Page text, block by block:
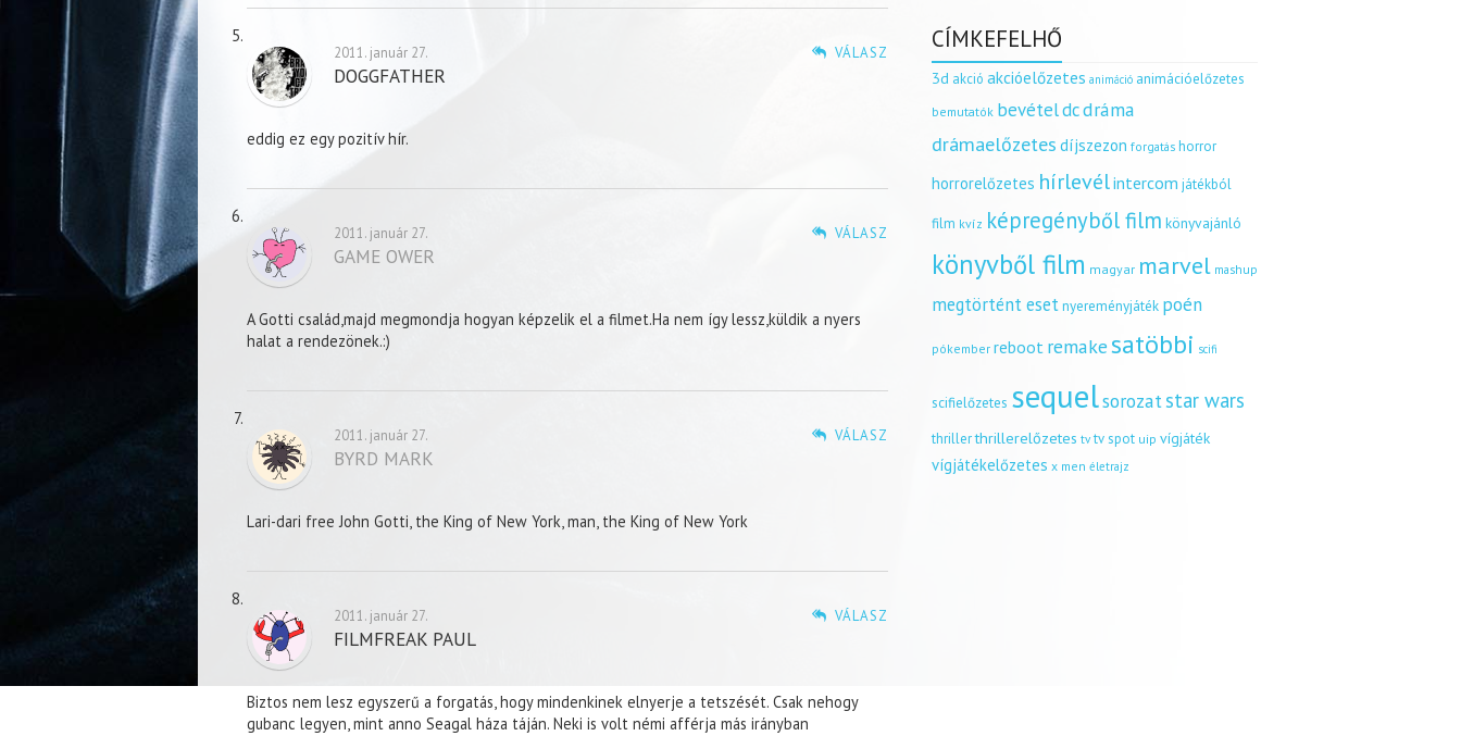
VÁLASZ
2011. január 27.
DOGGFATHER
eddig ez egy pozitív hír.
VÁLASZ
2011. január 27.
GAME OWER
A Gotti család,majd megmondja hogyan képzelik el a filmet.Ha nem így lessz,küldik a nyers
halat a rendezönek.:)
VÁLASZ
2011. január 27.
BYRD MARK
Lari-dari free John Gotti, the King of New York, man, the King of New York
VÁLASZ
2011. január 27.
FILMFREAK PAUL
Biztos nem lesz egyszerű a forgatás, hogy mindenkinek elnyerje a tetszését. Csak nehogy
gubanc legyen, mint anno Seagal háza táján. Neki is volt némi afférja más irányban
CÍMKEFELHŐ
3d akció akcióelőzetes animáció animációelőzetes
bemutatók bevételdcdráma
drámaelőzetes díjszezon forgatás horror
horrorelőzetes hírlevélintercom játékból
film kvíz képregényből film könyvajánló
könyvből film magyar marvel mashup
megtörtént esetnyereményjáték poén
pókember reboot remakesatöbbi scifi
scifielőzetes sequelsorozatstar wars
thrillerthrillerelőzetes tv tv spot uip vígjáték
vígjátékelőzetes x men életrajz